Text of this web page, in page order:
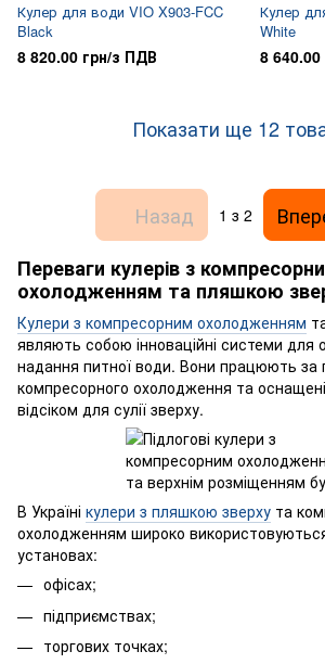
Кулер для води VIO X903-FCC
Black
8 820.00 грн/з ПДВ
Кулер
White
8
Показати ще 12
Назад 1 з 2
Переваги кулерів з
охолодженням та пляшкою
Кулери з компресорним охолодженням
являють собою інноваційні системи для
надання питної води. Вони працюють за
компресорного охолодження та
відсіком для сулії зверху.
В Україні кулери з пляшкою зверху та
охолодженням широко
установах:
офісах;
підприємствах;
торгових точках;